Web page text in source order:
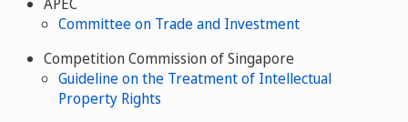
Committee on Trade and Investment
Competition Commission of Singapore
Guideline on the Treatment of Intellectual
Property Rights